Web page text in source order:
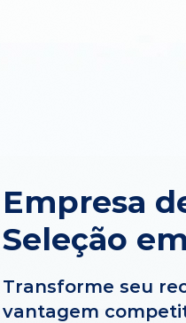
Empresa
Seleção
Transforme seu
vantagem